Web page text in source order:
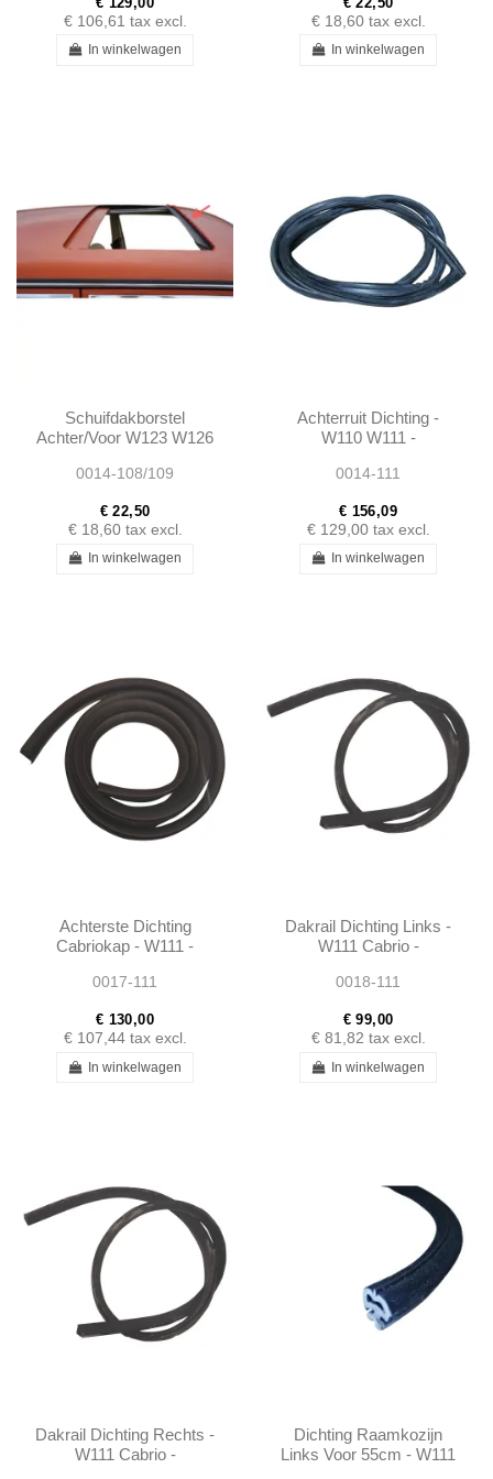
€ 106,61 tax excl.
In winkelwagen
€ 18,60 tax excl.
In winkelwagen
Schuifdakborstel
Achter/Voor W123 W126
W114 W115 -
0014-108/109
€ 22,50
€ 18,60 tax excl.
In winkelwagen
Achterruit Dichting -
W110 W111 -
0014-111
€ 156,09
€ 129,00 tax excl.
In winkelwagen
Achterste Dichting
Cabriokap - W111 -
0017-111
€ 130,00
€ 107,44 tax excl.
In winkelwagen
Dakrail Dichting Links -
W111 Cabrio -
0018-111
€ 99,00
€ 81,82 tax excl.
In winkelwagen
Dakrail Dichting Rechts -
W111 Cabrio -
Dichting Raamkozijn
Links Voor 55cm - W111